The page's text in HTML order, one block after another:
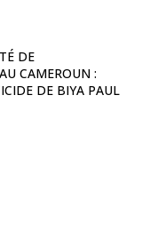
DE
CAMEROUN :
DE BIYA PAUL